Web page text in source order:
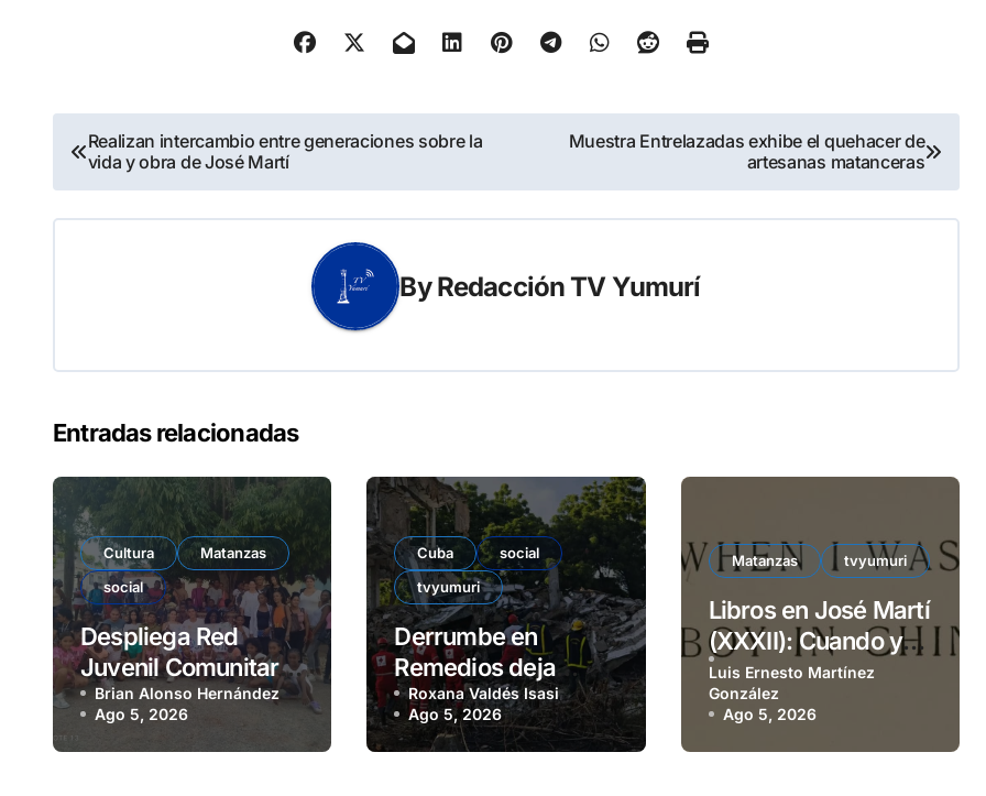
Navegación
de
entradas
Realizan intercambio entre generaciones sobre la
vida y obra de José Martí
Muestra Entrelazadas exhibe el quehacer de
artesanas matanceras
ByRedacción TV Yumurí
Entradas relacionadas
Cultura
Matanzas
social
Despliega Red
Juvenil Comunitaria
jornada de impacto
social en barrio La
Marina
Brian Alonso Hernández
Ago 5, 2026
Cuba
social
tvyumuri
Derrumbe en
Remedios deja
varias personas
atrapadas
Roxana Valdés Isasi
Ago 5, 2026
Matanzas tvyumuri
Libros en José Martí
(XXXII): Cuando yo
era niño
Luis Ernesto Martínez
González
Ago 5, 2026